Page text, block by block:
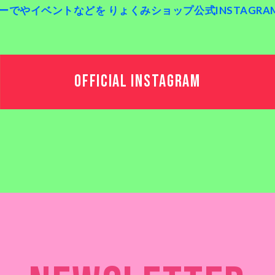
でやイベントなどを りょくみショップ公式
OFFICIAL INSTAGRAM